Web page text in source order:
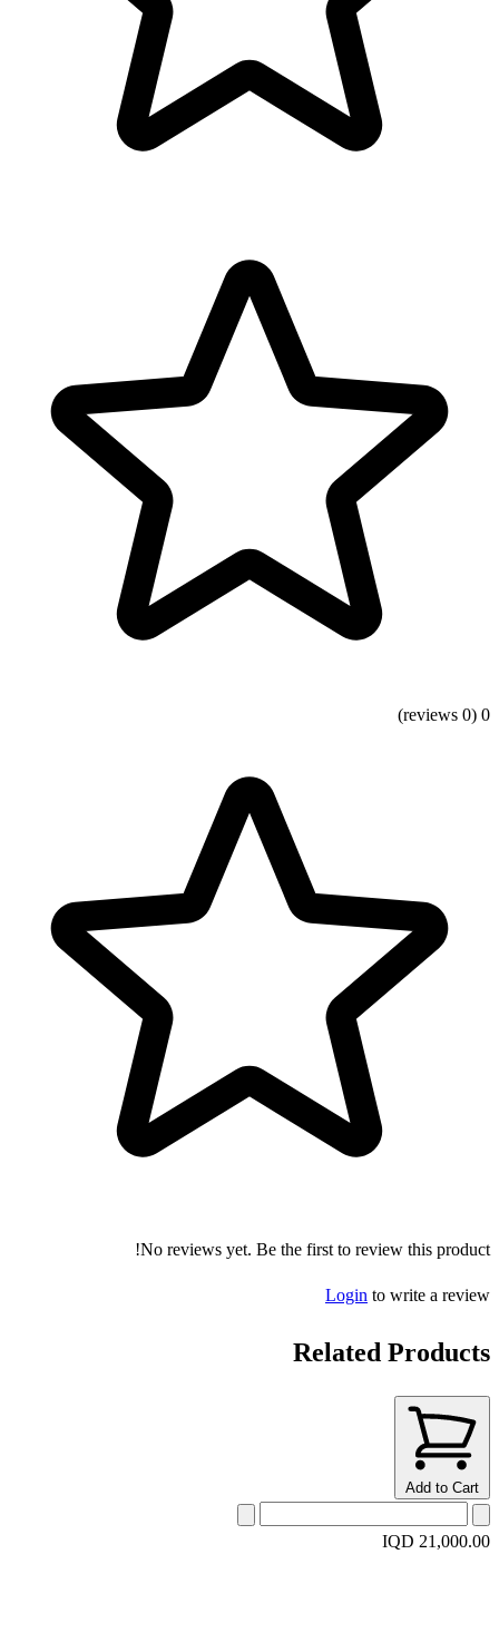
0
(0 reviews)
No reviews yet. Be the first to review this product!
Login to write a review
Related Products
Add to Cart
IQD 21,000.00